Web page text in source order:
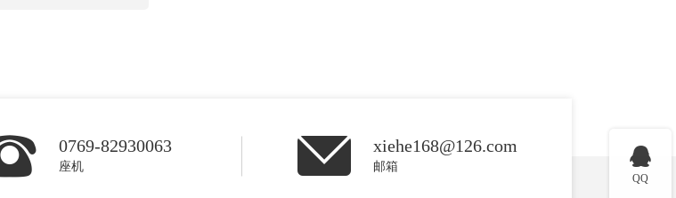
0769-82930063
座机
xiehe168@126.com
邮箱 
QQ